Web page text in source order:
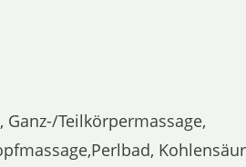
Teilkörpermassage,